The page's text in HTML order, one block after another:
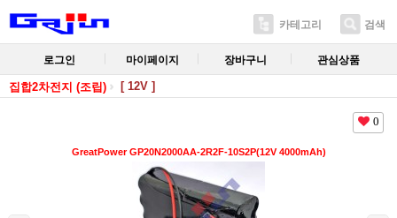
카테고리 검색
로그인 마이페이지 장바구니 관심상품
집합2차전지 (조립) [ 12V ]
0
GreatPower GP20N2000AA-2R2F-10S2P(12V 4000mAh)